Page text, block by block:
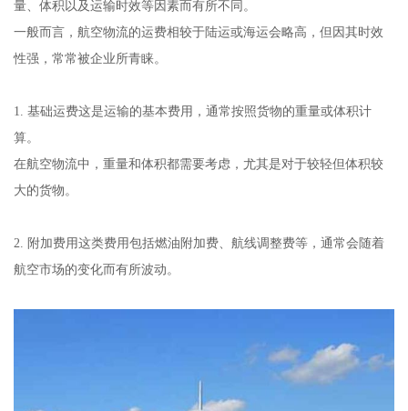
量、体积以及运输时效等因素而有所不同。
一般而言，航空物流的运费相较于陆运或海运会略高，但因其时效
性强，常常被企业所青睐。
1. 基础运费这是运输的基本费用，通常按照货物的重量或体积计
算。
在航空物流中，重量和体积都需要考虑，尤其是对于较轻但体积较
大的货物。
2. 附加费用这类费用包括燃油附加费、航线调整费等，通常会随着
航空市场的变化而有所波动。